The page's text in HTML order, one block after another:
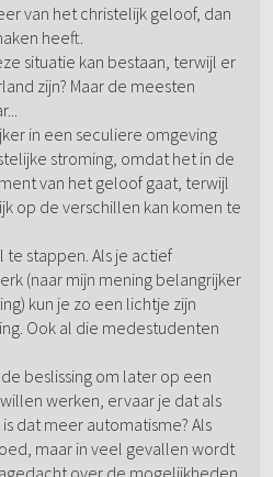
van het christelijk geloof, dan
heeft.
situatie kan bestaan, terwijl er
zijn? Maar de meesten
in een seculiere omgeving
stroming, omdat het in de
van het geloof gaat, terwijl
op de verschillen kan komen te
stappen. Als je actief
(naar mijn mening belangrijker
kun je zo een lichtje zijn
Ook al die medestudenten
beslissing om later op een
werken, ervaar je dat als
dat meer automatisme? Als
maar in veel gevallen wordt